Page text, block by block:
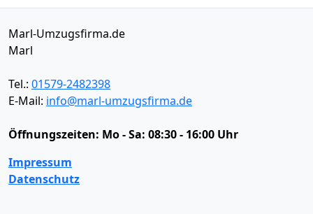
Marl-Umzugsfirma.de
Marl
Tel.: 01579-2482398
E-Mail: info@marl-umzugsfirma.de
Öffnungszeiten: Mo - Sa: 08:30 - 16:00 Uhr
Impressum
Datenschutz